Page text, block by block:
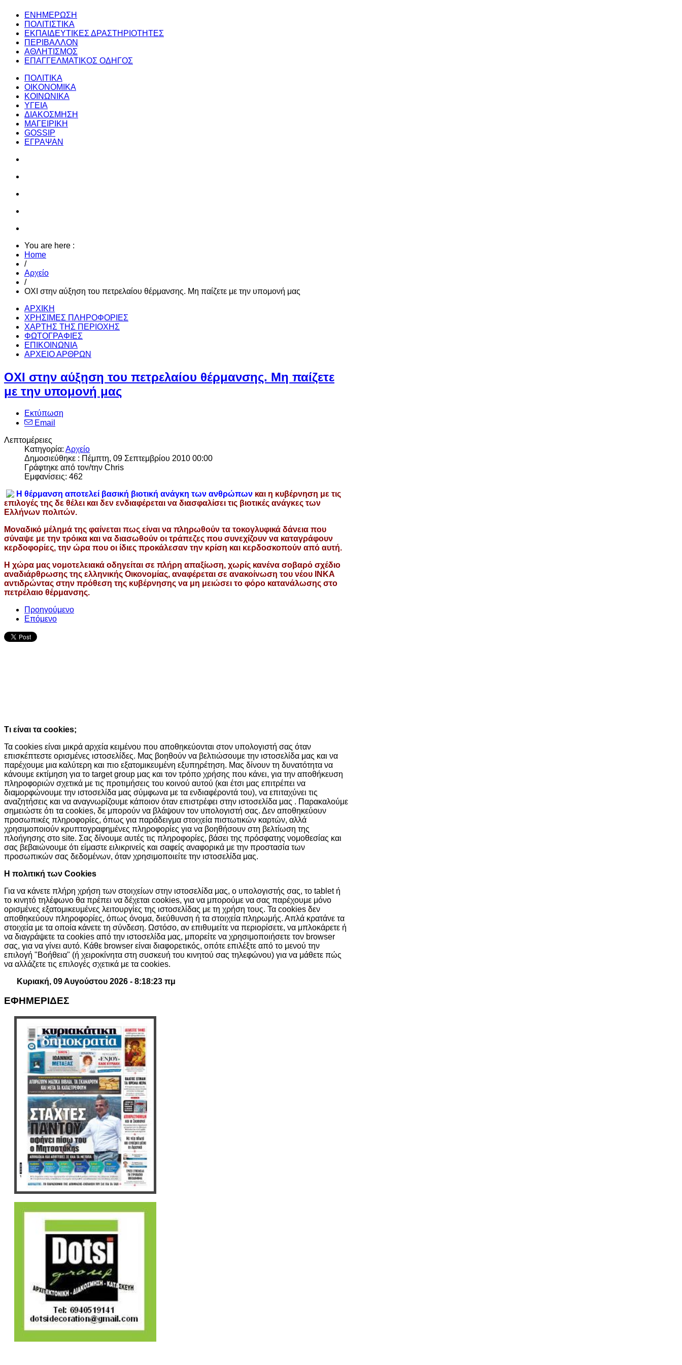
ΕΝΗΜΕΡΩΣΗ
ΠΟΛΙΤΙΣΤΙΚΑ
ΕΚΠΑΙΔΕΥΤΙΚΕΣ ΔΡΑΣΤΗΡΙΟΤΗΤΕΣ
ΠΕΡΙΒΑΛΛΟΝ
ΑΘΛΗΤΙΣΜΟΣ
ΕΠΑΓΓΕΛΜΑΤΙΚΟΣ ΟΔΗΓΟΣ
ΠΟΛΙΤΙΚΑ
ΟΙΚΟΝΟΜΙΚΑ
ΚΟΙΝΩΝΙΚΑ
ΥΓΕΙΑ
ΔΙΑΚΟΣΜΗΣΗ
ΜΑΓΕΙΡΙΚΗ
GOSSIP
ΕΓΡΑΨΑΝ
You are here :
Home
/
Αρχείο
/
ΟΧΙ στην αύξηση του πετρελαίου θέρμανσης. Μη παίζετε με την υπομονή μας
ΑΡΧΙΚΗ
ΧΡΗΣΙΜΕΣ ΠΛΗΡΟΦΟΡΙΕΣ
ΧΑΡΤΗΣ ΤΗΣ ΠΕΡΙΟΧΗΣ
ΦΩΤΟΓΡΑΦΙΕΣ
ΕΠΙΚΟΙΝΩΝΙΑ
ΑΡΧΕΙΟ ΑΡΘΡΩΝ
ΟΧΙ στην αύξηση του πετρελαίου θέρμανσης. Μη παίζετε
με την υπομονή μας
Εκτύπωση
Email
Λεπτομέρειες
Κατηγορία: Αρχείο
Δημοσιεύθηκε : Πέμπτη, 09 Σεπτεμβρίου 2010 00:00
Γράφτηκε από τον/την Chris
Εμφανίσεις: 462
H θέρμανση αποτελεί βασική βιοτική ανάγκη των ανθρώπων και η κυβέρνηση με τις
επιλογές της δε θέλει και δεν ενδιαφέρεται να διασφαλίσει τις βιοτικές ανάγκες των
Ελλήνων πολιτών.
Μοναδικό μέλημά της φαίνεται πως είναι να πληρωθούν τα τοκογλυφικά δάνεια που
σύναψε με την τρόικα και να διασωθούν οι τράπεζες που συνεχίζουν να καταγράφουν
κερδοφορίες, την ώρα που οι ίδιες προκάλεσαν την κρίση και κερδοσκοπούν από αυτή.
Η χώρα μας νομοτελειακά οδηγείται σε πλήρη απαξίωση, χωρίς κανένα σοβαρό σχέδιο
αναδιάρθρωσης της ελληνικής Οικονομίας, αναφέρεται σε ανακοίνωση του νέου ΙΝΚΑ
αντιδρώντας στην πρόθεση της κυβέρνησης να μη μειώσει το φόρο κατανάλωσης στο
πετρέλαιο θέρμανσης.
Προηγούμενο
Επόμενο
Τι είναι τα cookies;
Τα cookies είναι μικρά αρχεία κειμένου που αποθηκεύονται στον υπολογιστή σας όταν
επισκέπτεστε ορισμένες ιστοσελίδες. Μας βοηθούν να βελτιώσουμε την ιστοσελίδα μας και να
παρέχουμε μια καλύτερη και πιο εξατομικευμένη εξυπηρέτηση. Μας δίνουν τη δυνατότητα να
κάνουμε εκτίμηση για το target group μας και τον τρόπο χρήσης που κάνει, για την αποθήκευση
πληροφοριών σχετικά με τις προτιμήσεις του κοινού αυτού (και έτσι μας επιτρέπει να
διαμορφώνουμε την ιστοσελίδα μας σύμφωνα με τα ενδιαφέροντά του), να επιταχύνει τις
αναζητήσεις και να αναγνωρίζουμε κάποιον όταν επιστρέφει στην ιστοσελίδα μας . Παρακαλούμε
σημειώστε ότι τα cookies, δε μπορούν να βλάψουν τον υπολογιστή σας. Δεν αποθηκεύουν
προσωπικές πληροφορίες, όπως για παράδειγμα στοιχεία πιστωτικών καρτών, αλλά
χρησιμοποιούν κρυπτογραφημένες πληροφορίες για να βοηθήσουν στη βελτίωση της
πλοήγησης στο site. Σας δίνουμε αυτές τις πληροφορίες, βάσει της πρόσφατης νομοθεσίας και
σας βεβαιώνουμε ότι είμαστε ειλικρινείς και σαφείς αναφορικά με την προστασία των
προσωπικών σας δεδομένων, όταν χρησιμοποιείτε την ιστοσελίδα μας.
H πολιτική των Cookies
Για να κάνετε πλήρη χρήση των στοιχείων στην ιστοσελίδα μας, ο υπολογιστής σας, το tablet ή
το κινητό τηλέφωνο θα πρέπει να δέχεται cookies, για να μπορούμε να σας παρέχουμε μόνο
ορισμένες εξατομικευμένες λειτουργίες της ιστοσελίδας με τη χρήση τους. Τα cookies δεν
αποθηκεύουν πληροφορίες, όπως όνομα, διεύθυνση ή τα στοιχεία πληρωμής. Απλά κρατάνε τα
στοιχεία με τα οποία κάνετε τη σύνδεση. Ωστόσο, αν επιθυμείτε να περιορίσετε, να μπλοκάρετε ή
να διαγράψετε τα cookies από την ιστοσελίδα μας, μπορείτε να χρησιμοποιήσετε τον browser
σας, για να γίνει αυτό. Κάθε browser είναι διαφορετικός, οπότε επιλέξτε από το μενού την
επιλογή "Βοήθεια" (ή χειροκίνητα στη συσκευή του κινητού σας τηλεφώνου) για να μάθετε πώς
να αλλάζετε τις επιλογές σχετικά με τα cookies.
Κυριακή, 09 Αυγούστου 2026 - 8:18:23 πμ
ΕΦΗΜΕΡΙΔΕΣ